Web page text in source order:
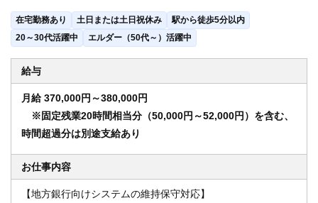
派遣の知識
企業の方へ
CMSについて
オンライン登録する
在宅勤務あり 土日または土日祝休み
駅から徒歩5分以内
20～30代活躍中
エルダー（50代～）活躍中
給与
月給 370,000円～380,000円
※固定残業20時間相当分（50,000円～52,000円）を含む、
時間超過分は別途支給あり
お仕事内容
【地方銀行向けシステムの維持保守対応】